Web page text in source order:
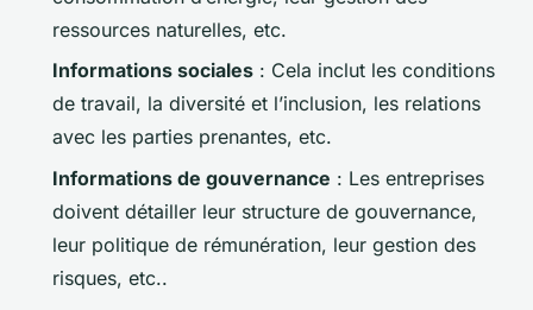
ressources naturelles, etc.
Informations sociales : Cela inclut les conditions
de travail, la diversité et l’inclusion, les relations
avec les parties prenantes, etc.
Informations de gouvernance : Les entreprises
doivent détailler leur structure de gouvernance,
leur politique de rémunération, leur gestion des
risques, etc..